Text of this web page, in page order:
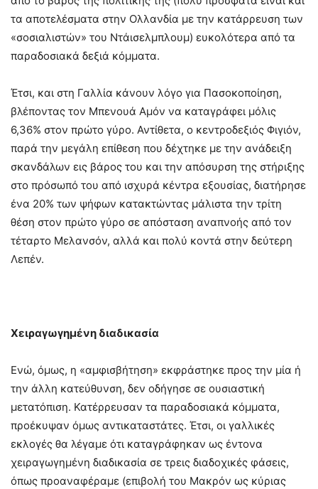
τα αποτελέσματα στην Ολλανδία με την κατάρρευση των
«σοσιαλιστών» του Ντάισελμπλουμ) ευκολότερα από τα
παραδοσιακά δεξιά κόμματα.
Έτσι, και στη Γαλλία κάνουν λόγο για Πασοκοποίηση,
βλέποντας τον Μπενουά Αμόν να καταγράφει μόλις
6,36% στον πρώτο γύρο. Αντίθετα, ο κεντροδεξιός Φιγιόν,
παρά την μεγάλη επίθεση που δέχτηκε με την ανάδειξη
σκανδάλων εις βάρος του και την απόσυρση της στήριξης
στο πρόσωπό του από ισχυρά κέντρα εξουσίας, διατήρησε
ένα 20% των ψήφων κατακτώντας μάλιστα την τρίτη
θέση στον πρώτο γύρο σε απόσταση αναπνοής από τον
τέταρτο Μελανσόν, αλλά και πολύ κοντά στην δεύτερη
Λεπέν.
Χειραγωγημένη διαδικασία
Ενώ, όμως, η «αμφισβήτηση» εκφράστηκε προς την μία ή
την άλλη κατεύθυνση, δεν οδήγησε σε ουσιαστική
μετατόπιση. Κατέρρευσαν τα παραδοσιακά κόμματα,
προέκυψαν όμως αντικαταστάτες. Έτσι, οι γαλλικές
εκλογές θα λέγαμε ότι καταγράφηκαν ως έντονα
χειραγωγημένη διαδικασία σε τρεις διαδοχικές φάσεις,
όπως προαναφέραμε (επιβολή του Μακρόν ως κύριας